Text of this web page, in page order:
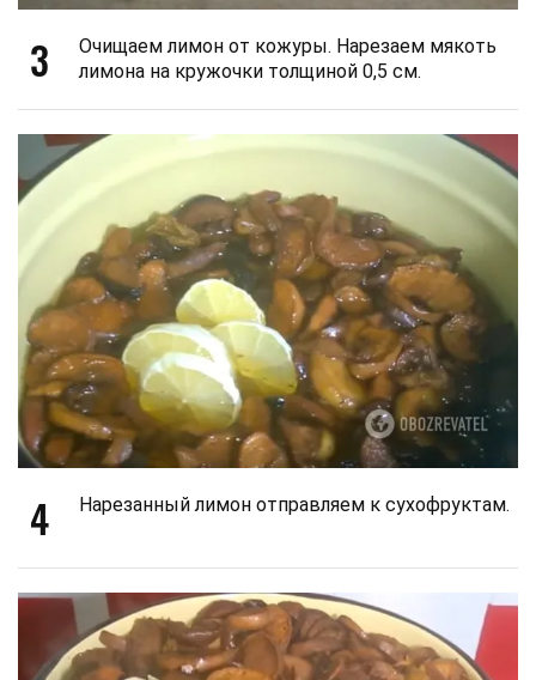
3
Очищаем лимон от кожуры. Нарезаем мякоть
лимона на кружочки толщиной 0,5 см.
4 Нарезанный лимон отправляем к сухофруктам.